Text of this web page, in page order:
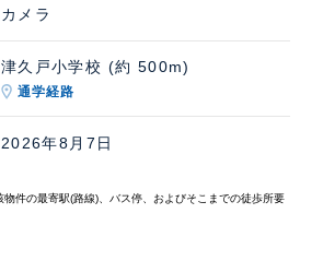
カメラ
津久戸小学校 (約 500m)
通学経路
2026年8月7日
件の最寄駅(路線)、バス停、およびそこまでの徒歩所要